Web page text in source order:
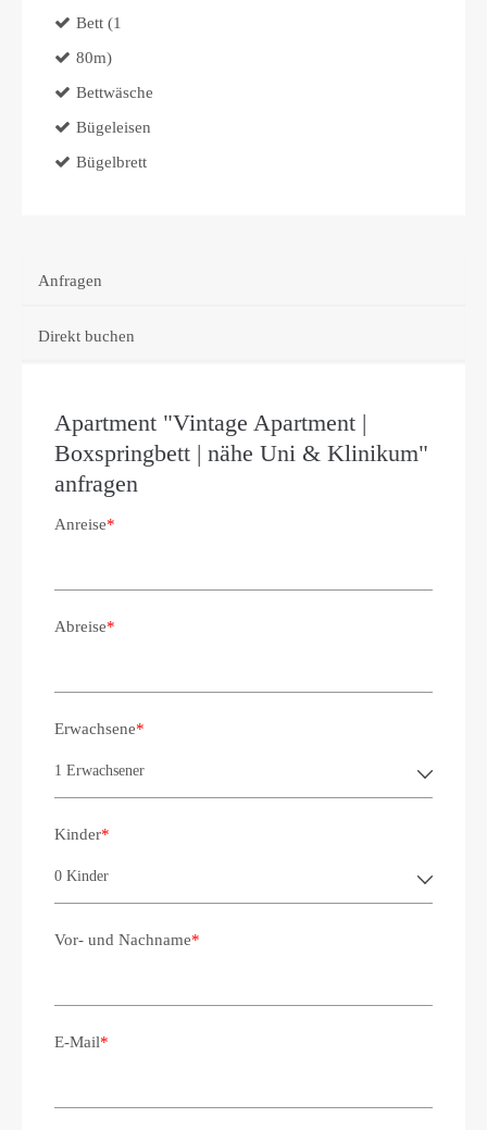
Bett (1
80m)
Bettwäsche
Bügeleisen
Bügelbrett
Anfragen
Direkt buchen
Apartment "Vintage Apartment |
Boxspringbett | nähe Uni & Klinikum"
anfragen
Anreise*
Abreise*
Erwachsene*
Kinder*
Vor- und Nachname*
E-Mail*